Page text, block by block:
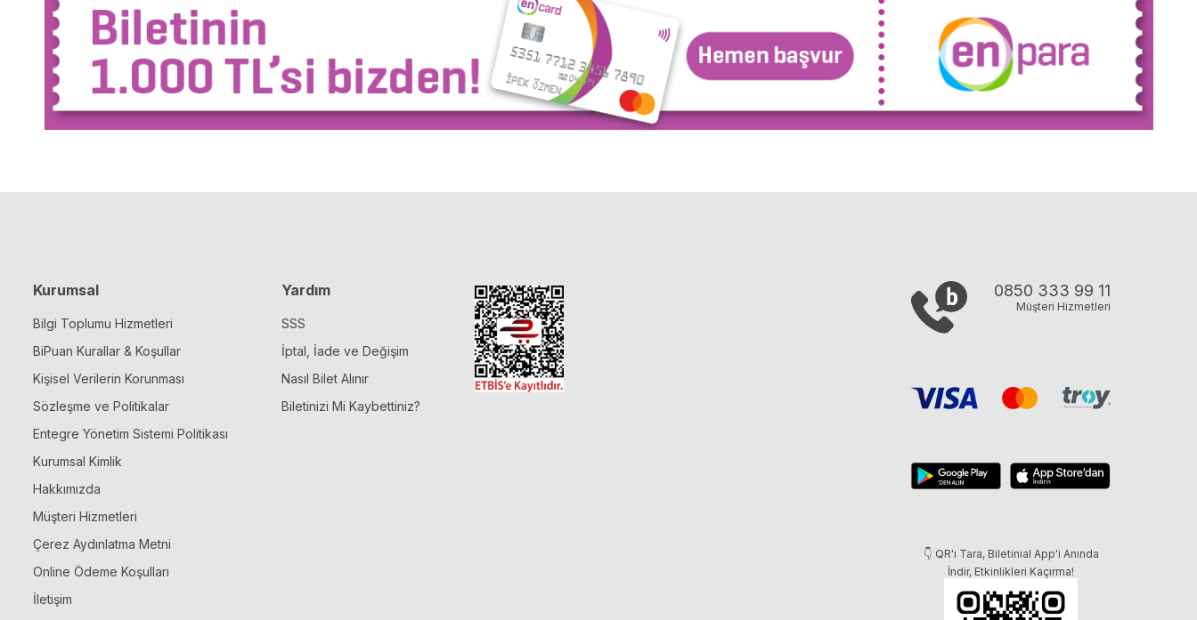
Kurumsal
Bilgi Toplumu Hizmetleri
BiPuan Kurallar & Koşullar
Kişisel Verilerin Korunması
Sözleşme ve Politikalar
Entegre Yönetim Sistemi Politikası
Kurumsal Kimlik
Hakkımızda
Müşteri Hizmetleri
Çerez Aydınlatma Metni
Online Ödeme Koşulları
İletişim
Yardım
SSS
İptal, İade ve Değişim
Nasıl Bilet Alınır
Biletinizi Mi Kaybettiniz?
0850 333 99 11
Müşteri Hizmetleri
👇 QR'ı Tara, Biletinial App'i Anında
İndir, Etkinlikleri Kaçırma!